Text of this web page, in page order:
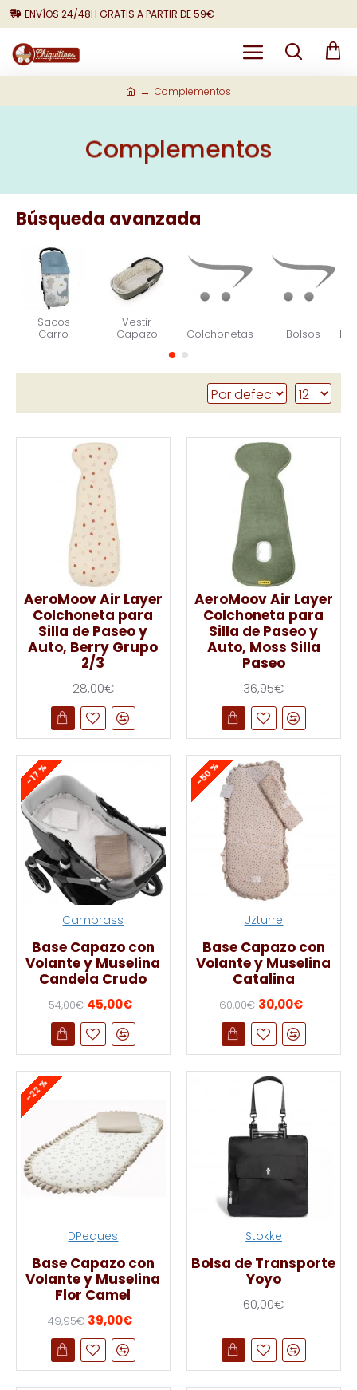
ENVÍOS 24/48H GRATIS A PARTIR DE 59€
Complementos
Complementos
Búsqueda avanzada
Sacos
Carro
Vestir
Capazo Colchonetas Bolsos
AeroMoov Air Layer
Colchoneta para
Silla de Paseo y
Auto, Berry Grupo
2/3
28,00€
AeroMoov Air Layer
Colchoneta para
Silla de Paseo y
Auto, Moss Silla
Paseo
36,95€
-17 %
Cambrass
Base Capazo con
Volante y Muselina
Candela Crudo
54,00€ 45,00€
-50 %
Uzturre
Base Capazo con
Volante y Muselina
Catalina
60,00€ 30,00€
-22 %
DPeques
Base Capazo con
Volante y Muselina
Flor Camel
49,95€ 39,00€
Stokke
Bolsa de Transporte
Yoyo
60,00€